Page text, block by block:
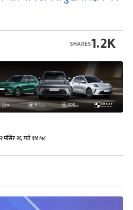
1.2K
SHARES
मंसिर २६ गते १४:५८